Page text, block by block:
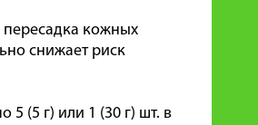
кожных
снижает риск
5 (5 г) или 1 (30 г) шт. в